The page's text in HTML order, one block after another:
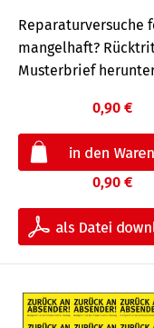
Reparaturversuche
mangelhaft?
Musterbrief
0,90 €
0,90 €